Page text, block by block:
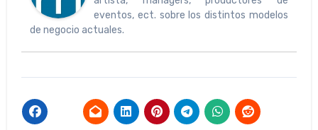
eventos, ect. sobre los distintos modelos
de negocio actuales.